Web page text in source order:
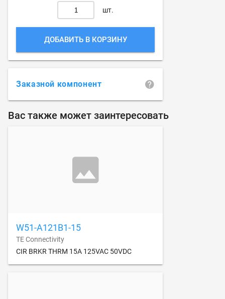
шт.
ДОБАВИТЬ В КОРЗИНУ
Заказной компонент
Вас также может заинтересовать
W51-A121B1-15
TE Connectivity
CIR BRKR THRM 15A 125VAC 50VDC